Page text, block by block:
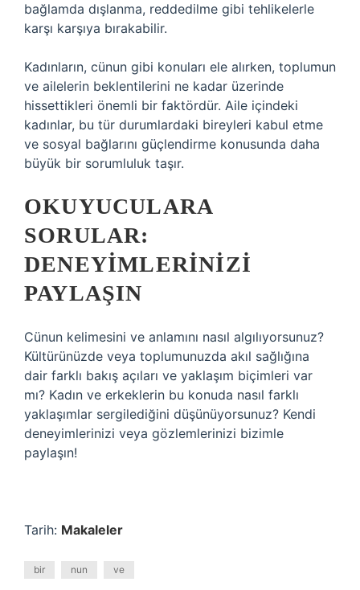
bağlamda dışlanma, reddedilme gibi tehlikelerle
karşı karşıya bırakabilir.
Kadınların, cünun gibi konuları ele alırken, toplumun
ve ailelerin beklentilerini ne kadar üzerinde
hissettikleri önemli bir faktördür. Aile içindeki
kadınlar, bu tür durumlardaki bireyleri kabul etme
ve sosyal bağlarını güçlendirme konusunda daha
büyük bir sorumluluk taşır.
OKUYUCULARA
SORULAR:
DENEYIMLERINIZI
PAYLAŞIN
Cünun kelimesini ve anlamını nasıl algılıyorsunuz?
Kültürünüzde veya toplumunuzda akıl sağlığına
dair farklı bakış açıları ve yaklaşım biçimleri var
mı? Kadın ve erkeklerin bu konuda nasıl farklı
yaklaşımlar sergilediğini düşünüyorsunuz? Kendi
deneyimlerinizi veya gözlemlerinizi bizimle
paylaşın!
Tarih: Makaleler
bir nun ve